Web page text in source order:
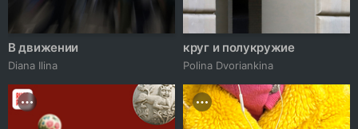
В движении
Diana Ilina
круг и полукружие
Polina Dvoriankina